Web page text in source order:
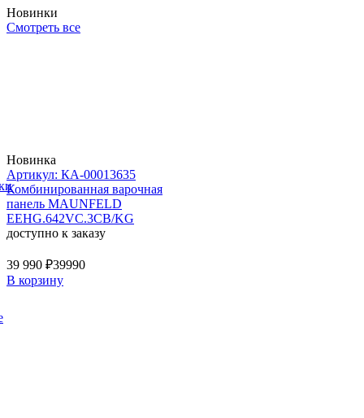
Новинки
Смотреть все
Новинка
Артикул: КА-00013635
Комбинированная варочная
панель MAUNFELD
EEHG.642VC.3CB/KG
доступно к заказу
39 990 ₽39990
В корзину